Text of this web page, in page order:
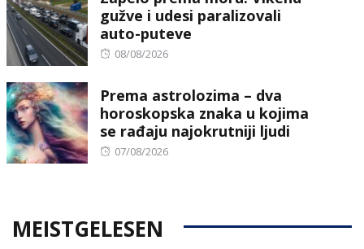
gužve i udesi paralizovali
auto-puteve
Posted
08/08/2026
Prema astrolozima – dva
horoskopska znaka u kojima
se rađaju najokrutniji ljudi
Posted
07/08/2026
MEISTGELESEN